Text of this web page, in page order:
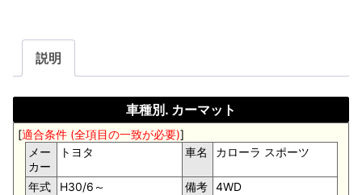
説明
車種別. カーマット
[適合条件 (全項目の一致が必要)]
メー
カー
トヨタ 車名 カローラ スポーツ
年式 H30/6～ 備考 4WD